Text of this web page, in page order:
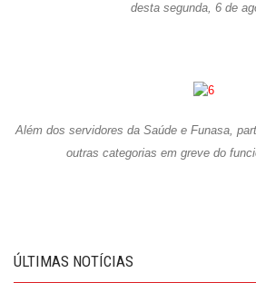
desta segunda, 6 de
Além dos servidores da Saúde e Funasa,
outras categorias em greve do
ÚLTIMAS NOTÍCIAS